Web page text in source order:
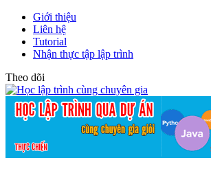
Giới thiệu
Liên hệ
Tutorial
Nhận thực tập lập trình
Theo dõi